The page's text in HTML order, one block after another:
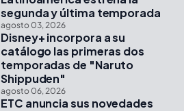
segunda y última temporada
agosto 03, 2026
Disney+ incorpora a su
catálogo las primeras dos
temporadas de "Naruto
Shippuden"
agosto 06, 2026
ETC anuncia sus novedades